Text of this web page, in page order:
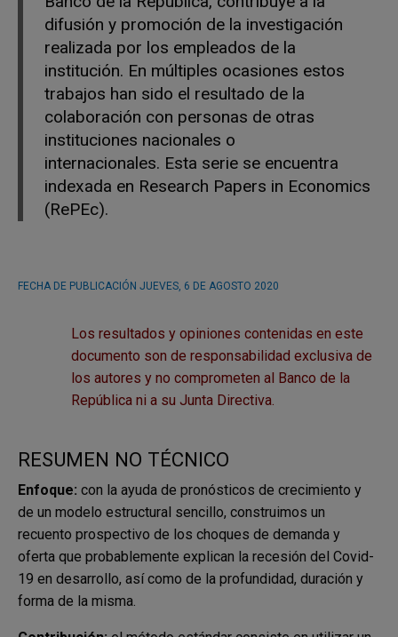
difusión y promoción de la investigación
realizada por los empleados de la
institución. En múltiples ocasiones estos
trabajos han sido el resultado de la
colaboración con personas de otras
instituciones nacionales o
internacionales. Esta serie se encuentra
indexada en Research Papers in Economics
(RePEc).
FECHA DE PUBLICACIÓN JUEVES, 6 DE AGOSTO 2020
Los resultados y opiniones contenidas en este
documento son de responsabilidad exclusiva de
los autores y no comprometen al Banco de la
República ni a su Junta Directiva.
RESUMEN NO TÉCNICO
Enfoque: con la ayuda de pronósticos de crecimiento y
de un modelo estructural sencillo, construimos un
recuento prospectivo de los choques de demanda y
oferta que probablemente explican la recesión del Covid-
19 en desarrollo, así como de la profundidad, duración y
forma de la misma.